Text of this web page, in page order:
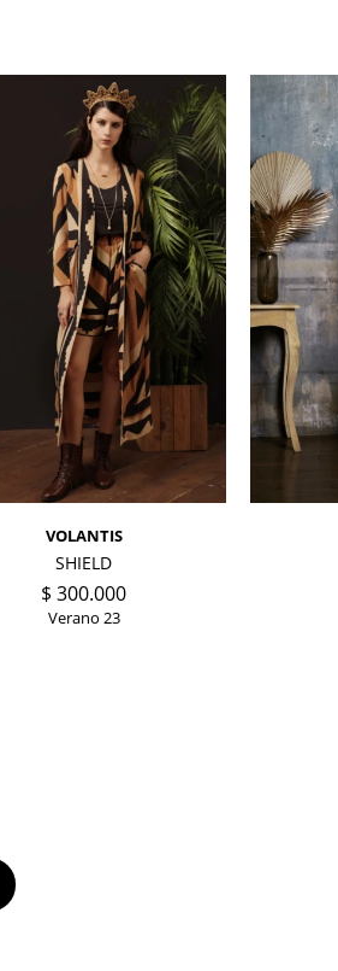
VOLANTIS
SHIELD
$ 300.000
Verano 23